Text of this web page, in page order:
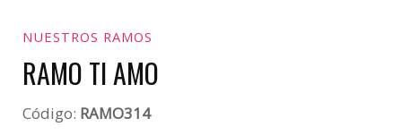
NUESTROS RAMOS
RAMO TI AMO
Código: RAMO314